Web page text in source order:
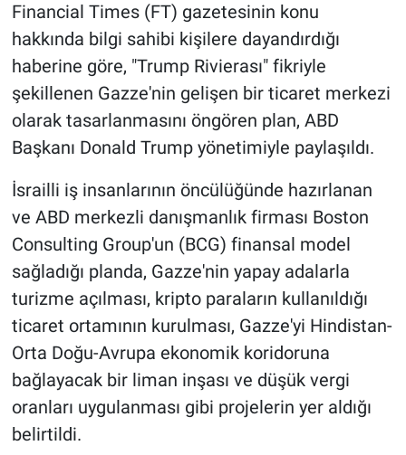
Financial Times (FT) gazetesinin konu
hakkında bilgi sahibi kişilere dayandırdığı
haberine göre, "Trump Rivierası" fikriyle
şekillenen Gazze'nin gelişen bir ticaret merkezi
olarak tasarlanmasını öngören plan, ABD
Başkanı Donald Trump yönetimiyle paylaşıldı.
İsrailli iş insanlarının öncülüğünde hazırlanan
ve ABD merkezli danışmanlık firması Boston
Consulting Group'un (BCG) finansal model
sağladığı planda, Gazze'nin yapay adalarla
turizme açılması, kripto paraların kullanıldığı
ticaret ortamının kurulması, Gazze'yi Hindistan-
Orta Doğu-Avrupa ekonomik koridoruna
bağlayacak bir liman inşası ve düşük vergi
oranları uygulanması gibi projelerin yer aldığı
belirtildi.